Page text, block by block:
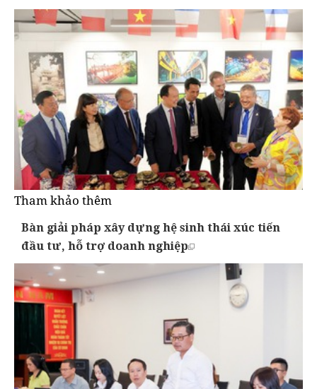
Tham khảo thêm
Bàn giải pháp xây dựng hệ sinh thái xúc tiến
đầu tư, hỗ trợ doanh nghiệp